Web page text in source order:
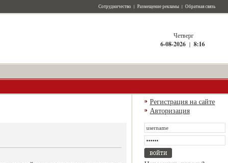
Сотрудничество | Размещение рекламы | Обратная связь
Четверг
6-08-2026 | 8:16
Регистрация на сайте
Авторизация